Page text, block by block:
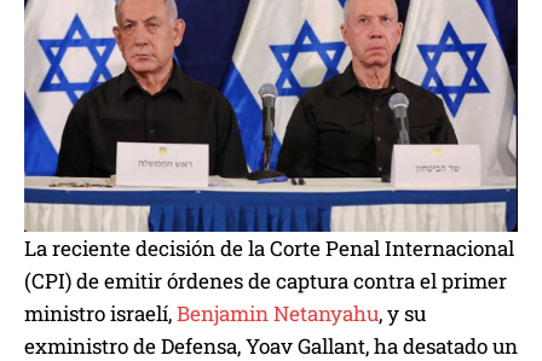
La reciente decisión de la Corte Penal Internacional
(CPI) de emitir órdenes de captura contra el primer
ministro israelí,Benjamin Netanyahu, y su
exministro de Defensa, Yoav Gallant, ha desatado un